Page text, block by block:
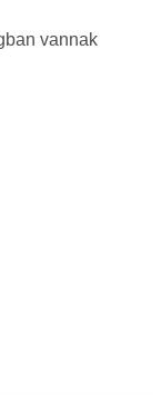
vannak